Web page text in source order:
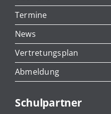
Termine
News
Vertretungsplan
Abmeldung
Schulpartner